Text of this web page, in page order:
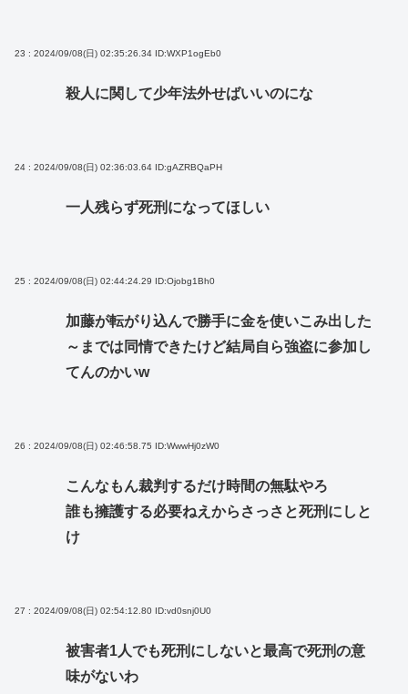
23 : 2024/09/08(日) 02:35:26.34 ID:WXP1ogEb0
殺人に関して少年法外せばいいのにな
24 : 2024/09/08(日) 02:36:03.64 ID:gAZRBQaPH
一人残らず死刑になってほしい
25 : 2024/09/08(日) 02:44:24.29 ID:Ojobg1Bh0
加藤が転がり込んで勝手に金を使いこみ出した
～までは同情できたけど結局自ら強盗に参加し
てんのかいw
26 : 2024/09/08(日) 02:46:58.75 ID:WwwHj0zW0
こんなもん裁判するだけ時間の無駄やろ
誰も擁護する必要ねえからさっさと死刑にしと
け
27 : 2024/09/08(日) 02:54:12.80 ID:vd0snj0U0
被害者1人でも死刑にしないと最高で死刑の意
味がないわ